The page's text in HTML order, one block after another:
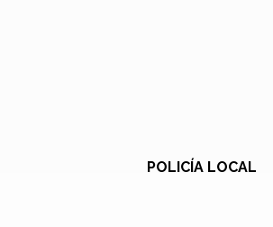
POLICÍA LOCAL